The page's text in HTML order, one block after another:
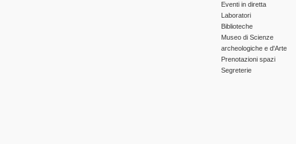
Eventi in diretta
Laboratori
Biblioteche
Museo di Scienze
archeologiche e d'Arte
Prenotazioni spazi
Segreterie